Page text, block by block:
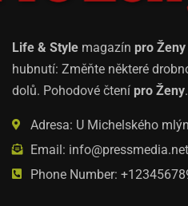
Life & Style magazín pro Ženy
hubnutí: Změňte některé
dolů. Pohodové čtení pro Ženy.
Adresa: U Michelského
Email: info@pressmedia.net
Phone Number: